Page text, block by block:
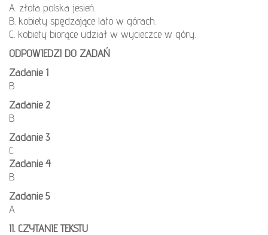
A. złota polska jesień.
B. kobiety spędzające lato w górach.
C. kobiety biorące udział w wycieczce w góry.
ODPOWIEDZI DO ZADAŃ
Zadanie 1
B
Zadanie 2
B
Zadanie 3
C
Zadanie 4
B
Zadanie 5
A
II. CZYTANIE TEKSTU